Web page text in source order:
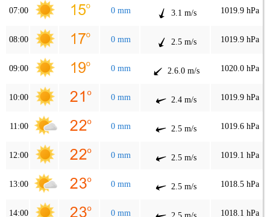
07:00 0 mm 3.1 m/s 1019.9 hPa
08:00 0 mm 2.5 m/s 1019.9 hPa
09:00 0 mm 2.6.0 m/s 1020.0 hPa
10:00 0 mm 2.4 m/s 1019.9 hPa
11:00 0 mm 2.5 m/s 1019.6 hPa
12:00 0 mm 2.5 m/s 1019.1 hPa
13:00 0 mm 2.5 m/s 1018.5 hPa
14:00 0 mm 1018.1 hPa